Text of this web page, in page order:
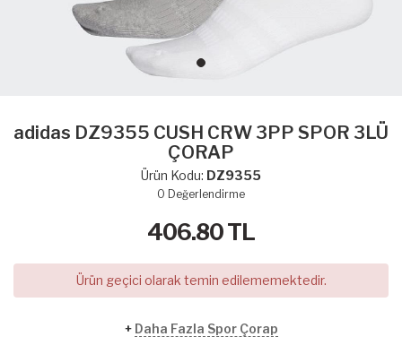
adidas DZ9355 CUSH CRW 3PP SPOR 3LÜ
ÇORAP
Ürün Kodu: DZ9355
0 Değerlendirme
406.80TL
Ürün geçici olarak temin edilememektedir.
+ Daha Fazla Spor Çorap